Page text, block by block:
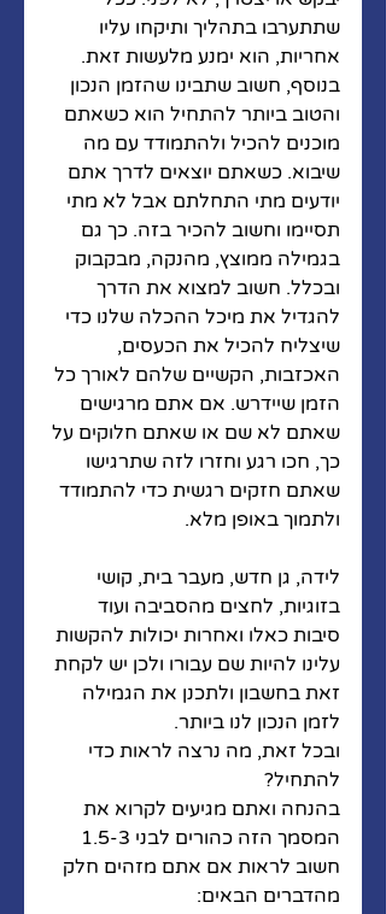
שתתערבו בתהליך ותיקחו עליו
אחריות, הוא ימנע מלעשות זאת.
בנוסף, חשוב שתבינו שהזמן הנכון
והטוב ביותר להתחיל הוא כשאתם
מוכנים להכיל ולהתמודד עם מה
שיבוא. כשאתם יוצאים לדרך אתם
יודעים מתי התחלתם אבל לא מתי
תסיימו וחשוב להכיר בזה. כך גם
בגמילה ממוצץ, מהנקה, מבקבוק
ובכלל. חשוב למצוא את הדרך
להגדיל את מיכל ההכלה שלנו כדי
שיצליח להכיל את הכעסים,
האכזבות, הקשיים שלהם לאורך כל
הזמן שיידרש. אם אתם מרגישים
שאתם לא שם או שאתם חלוקים על
כך, חכו רגע וחזרו לזה שתרגישו
שאתם חזקים רגשית כדי להתמודד
ולתמוך באופן מלא.
לידה, גן חדש, מעבר בית, קושי
בזוגיות, לחצים מהסביבה ועוד
סיבות כאלו ואחרות יכולות להקשות
עלינו להיות שם עבורו ולכן יש לקחת
זאת בחשבון ולתכנן את הגמילה
לזמן הנכון לנו ביותר.
ובכל זאת, מה נרצה לראות כדי
להתחיל?
בהנחה ואתם מגיעים לקרוא את
חשוב לראות אם אתם מזהים חלק
מהדברים הבאים: